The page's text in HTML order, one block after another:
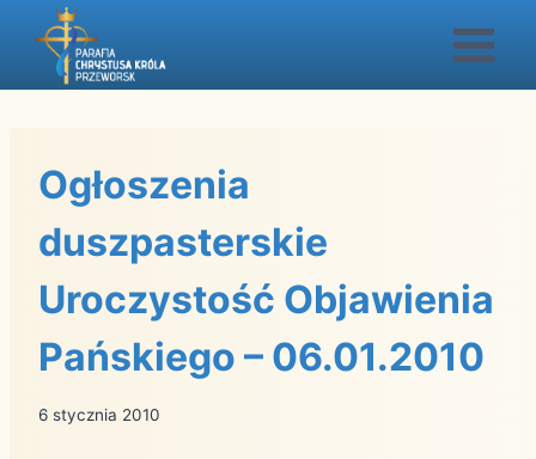
Przejdź
Ogłoszenia
duszpasterskie
Uroczystość Objawienia
Pańskiego – 06.01.2010
6 stycznia 2010